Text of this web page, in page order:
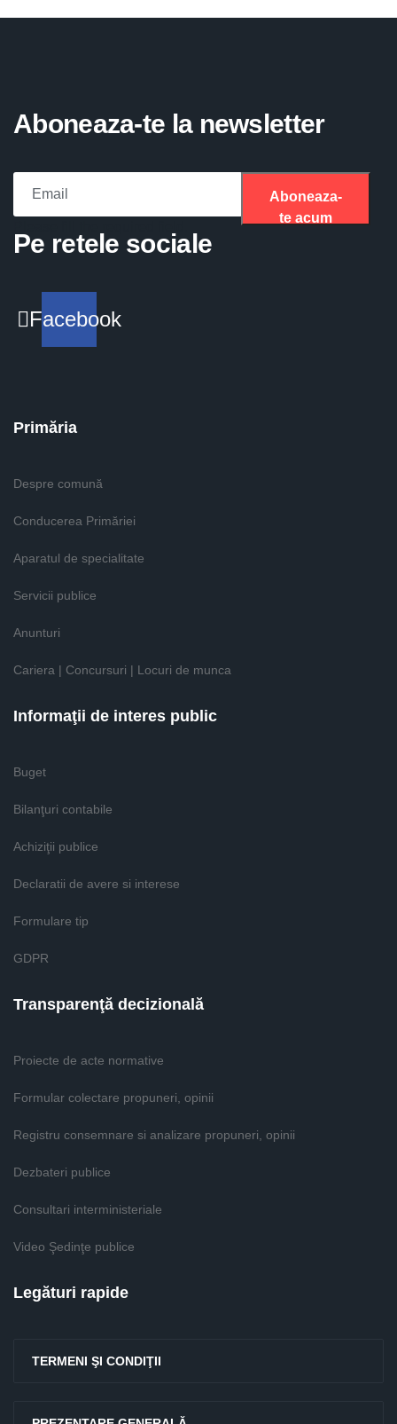
Aboneaza-te la newsletter
Aboneaza-
te acum
Pe retele sociale
Facebook
Primăria
Despre comună
Conducerea Primăriei
Aparatul de specialitate
Servicii publice
Anunturi
Cariera | Concursuri | Locuri de munca
Informaţii de interes public
Buget
Bilanţuri contabile
Achiziţii publice
Declaratii de avere si interese
Formulare tip
GDPR
Transparenţă decizională
Proiecte de acte normative
Formular colectare propuneri, opinii
Registru consemnare si analizare propuneri, opinii
Dezbateri publice
Consultari interministeriale
Video Şedinţe publice
Legături rapide
TERMENI ŞI CONDIŢII